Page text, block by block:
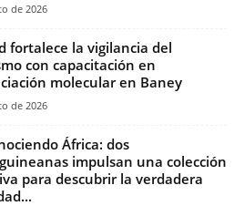
de 2026
fortalece la vigilancia del
con capacitación en
molecular en Baney
de 2026
África: dos
impulsan una colección
para descubrir la verdadera